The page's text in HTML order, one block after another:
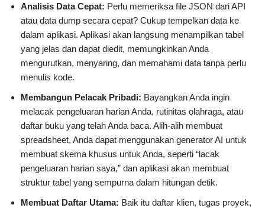
Analisis Data Cepat: Perlu memeriksa file JSON dari API
atau data dump secara cepat? Cukup tempelkan data ke
dalam aplikasi. Aplikasi akan langsung menampilkan tabel
yang jelas dan dapat diedit, memungkinkan Anda
mengurutkan, menyaring, dan memahami data tanpa perlu
menulis kode.
Membangun Pelacak Pribadi: Bayangkan Anda ingin
melacak pengeluaran harian Anda, rutinitas olahraga, atau
daftar buku yang telah Anda baca. Alih-alih membuat
spreadsheet, Anda dapat menggunakan generator AI untuk
membuat skema khusus untuk Anda, seperti “lacak
pengeluaran harian saya,” dan aplikasi akan membuat
struktur tabel yang sempurna dalam hitungan detik.
Membuat Daftar Utama: Baik itu daftar klien, tugas proyek,